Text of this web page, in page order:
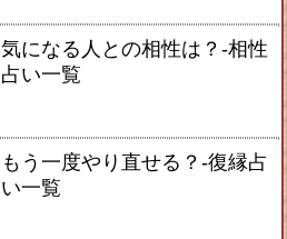
気になる人との相性は？-相性
占い一覧
もう一度やり直せる？-復縁占
い一覧